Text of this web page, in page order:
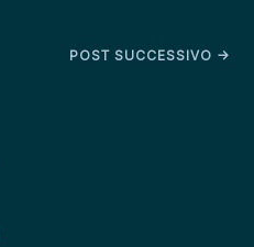
POST SUCCESSIVO →